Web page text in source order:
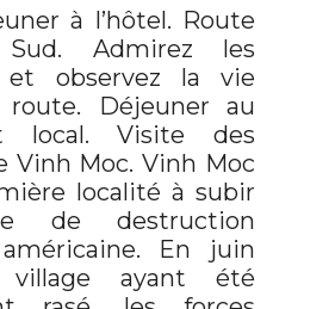
à l’hôtel. Route
Admirez les
et observez la vie
Déjeuner au
local. Visite des
Vinh Moc. Vinh Moc
localité à subir
de destruction
En juin
village ayant été